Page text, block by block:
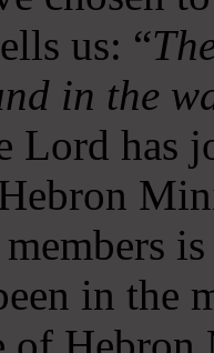
us: “
in the
Lord has
in